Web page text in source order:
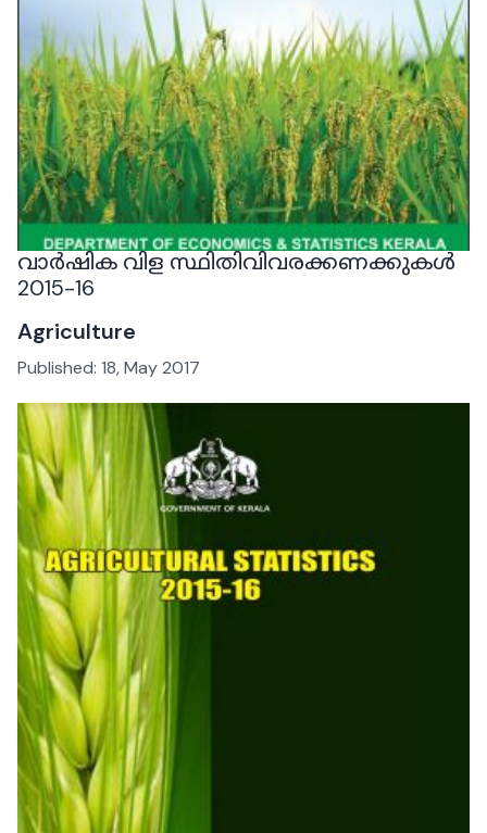
വാർഷിക വിള സ്ഥിതിവിവരക്കണക്കുകൾ
2015-16
Agriculture
Published: 18, May 2017